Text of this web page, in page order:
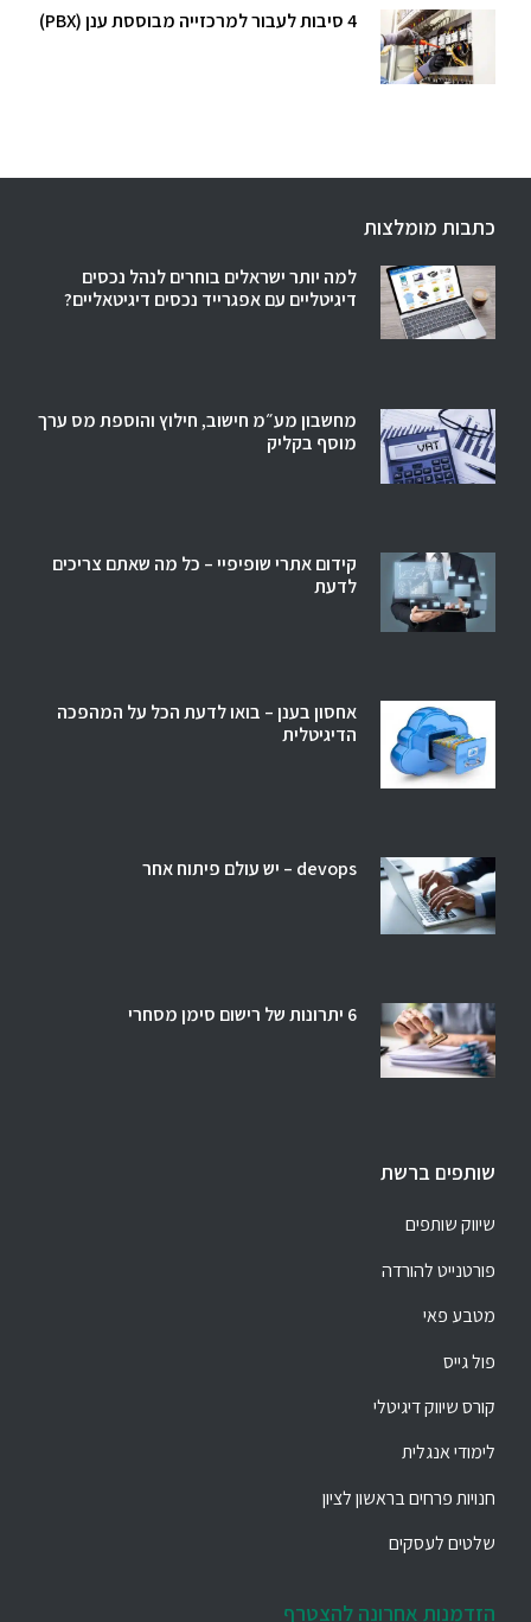
4 סיבות לעבור למרכזייה מבוססת ענן (PBX)
כתבות מומלצות
למה יותר ישראלים בוחרים לנהל נכסים
דיגיטליים עם אפגרייד נכסים דיגיטאליים?
מחשבון מע״מ חישוב, חילוץ והוספת מס ערך
מוסף בקליק
קידום אתרי שופיפיי – כל מה שאתם צריכים
לדעת
אחסון בענן – בואו לדעת הכל על המהפכה
הדיגיטלית
devops – יש עולם פיתוח אחר
6 יתרונות של רישום סימן מסחרי
שותפים ברשת
שיווק שותפים
פורטנייט להורדה
מטבע פאי
פול גייס
קורס שיווק דיגיטלי
לימודי אנגלית
חנויות פרחים בראשון לציון
שלטים לעסקים
הזדמנות אחרונה להצטרף